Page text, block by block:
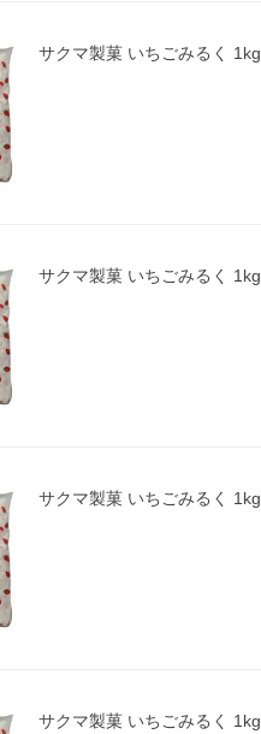
サクマ製菓 いちごみるく 1kg
サクマ製菓 いちごみるく 1kg
サクマ製菓 いちごみるく 1kg
サクマ製菓 いちごみるく 1kg